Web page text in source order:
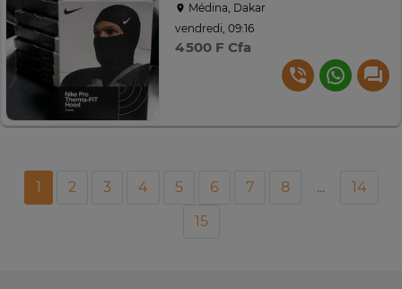
Médina, Dakar
vendredi, 09:16
4 500 F Cfa
1 2 3 4 5 6 7 8 ...
14
15